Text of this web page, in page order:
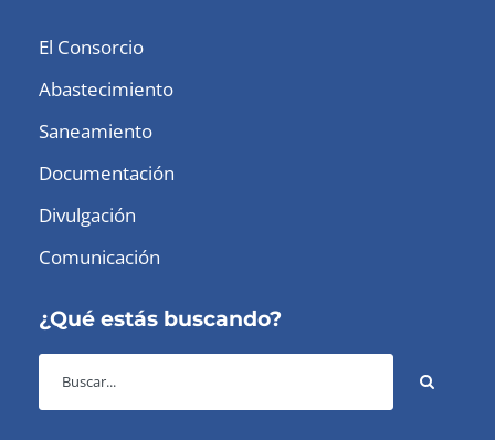
El Consorcio
Abastecimiento
Saneamiento
Documentación
Divulgación
Comunicación
¿Qué estás buscando?